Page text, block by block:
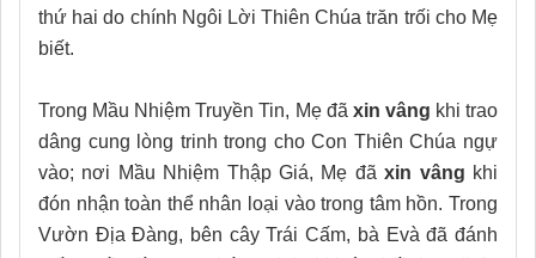
thứ hai do chính Ngôi Lời Thiên Chúa trăn trối cho Mẹ
biết.
Trong Mầu Nhiệm Truyền Tin, Mẹ đã xin vâng khi trao
dâng cung lòng trinh trong cho Con Thiên Chúa ngự
vào; nơi Mầu Nhiệm Thập Giá, Mẹ đãxin vâng khi
đón nhận toàn thể nhân loại vào trong tâm hồn. Trong
Vườn Địa Đàng, bên cây Trái Cấm, bà Evà đã đánh